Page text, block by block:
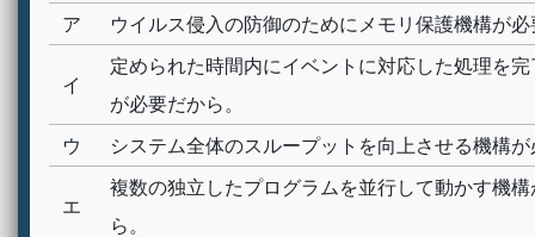
ア ウイルス侵入の防御のためにメモリ保護機構が
イ
定められた時間内にイベントに対応した処理を
が必要だから。
ウ
システム全体のスループットを向上させる機構
エ
複数の独立したプログラムを並行して動かす機
ら。